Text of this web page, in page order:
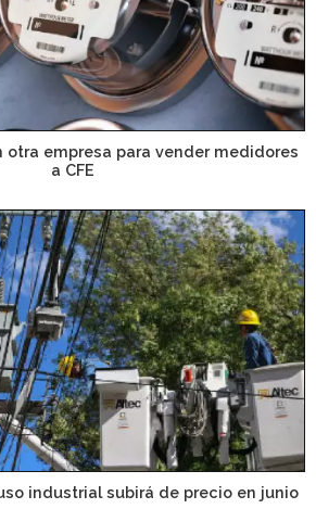
otra empresa para vender medidores
a CFE
industrial subirá de precio en junio